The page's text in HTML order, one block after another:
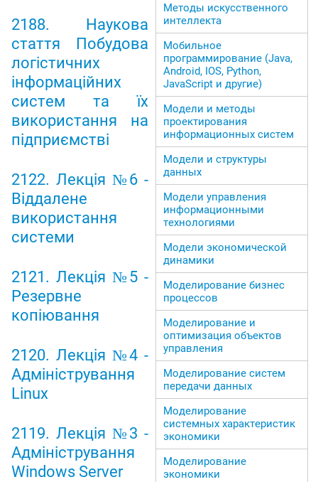
2188. Наукова
стаття Побудова
логістичних
інформаційних
систем та їх
використання на
підприємстві
2122. Лекція №6 -
Віддалене
використання
системи
2121. Лекція №5 -
Резервне
копіювання
2120. Лекція №4 -
Адміністрування
Linux
2119. Лекція №3 -
Адміністрування
Windows Server
Методы искусственного
интеллекта
Мобильное
программирование (Java,
Android, IOS, Python,
JavaScript и другие)
Модели и методы
проектирования
информационных систем
Модели и структуры
данных
Модели управления
информационными
технологиями
Модели экономической
динамики
Моделирование бизнес
процессов
Моделирование и
оптимизация объектов
управления
Моделирование систем
передачи данных
Моделирование
системных характеристик
экономики
Моделирование
экономики